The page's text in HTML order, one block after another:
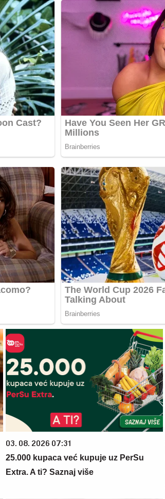
03. 08. 2026 07:31
25.000 kupaca već kupuje uz PerSu
Extra. A ti? Saznaj više